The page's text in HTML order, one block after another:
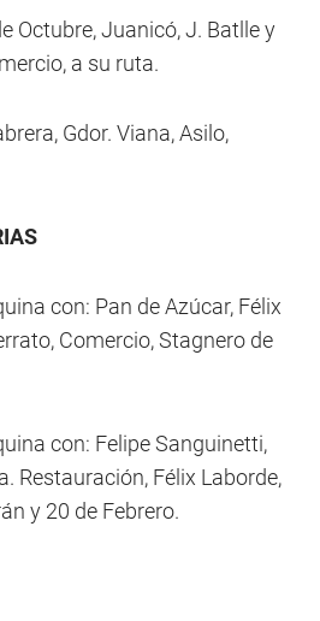
Octubre, Juanicó, J. Batlle y
a su ruta.
Gdor. Viana, Asilo,
con: Pan de Azúcar, Félix
Comercio, Stagnero de
con: Felipe Sanguinetti,
Restauración, Félix Laborde,
y 20 de Febrero.